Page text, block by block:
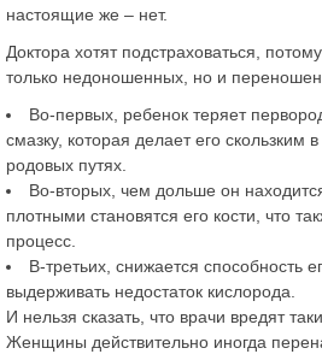
настоящие же – нет.
Доктора хотят подстраховаться,
только недоношенных, но и
Во-первых, ребенок теряет
смазку, которая делает его скользким в
родовых путях.
Во-вторых, чем дольше он
плотными становятся его кости, что
процесс.
В-третьих, снижается способность
выдерживать недостаток кислорода.
И нельзя сказать, что врачи вредят
Женщины действительно иногда